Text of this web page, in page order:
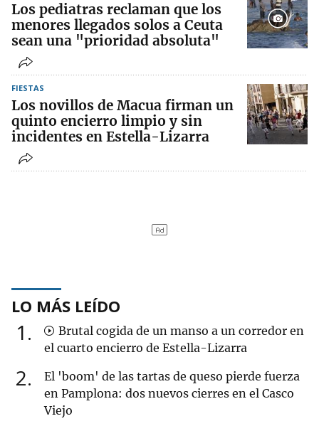
Los pediatras reclaman que los
menores llegados solos a Ceuta
sean una "prioridad absoluta"
FIESTAS
Los novillos de Macua firman un
quinto encierro limpio y sin
incidentes en Estella-Lizarra
LO MÁS LEÍDO
1
Brutal cogida de un manso a un corredor en
el cuarto encierro de Estella-Lizarra
2
El 'boom' de las tartas de queso pierde fuerza
en Pamplona: dos nuevos cierres en el Casco
Viejo